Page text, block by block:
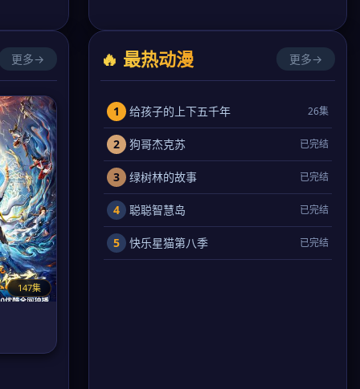
更多→
147集
🔥 最热动漫 更多→
1 给孩子的上下五千年 26集
2 狗哥杰克苏 已完结
3 绿树林的故事 已完结
4 聪聪智慧岛 已完结
5 快乐星猫第八季 已完结